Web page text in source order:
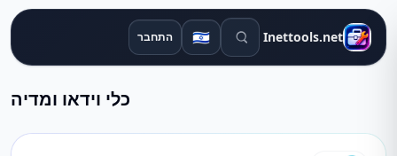
Inettools.net חיפוש כלים
🇮🇱 התחבר
כלי וידאו ומדיה